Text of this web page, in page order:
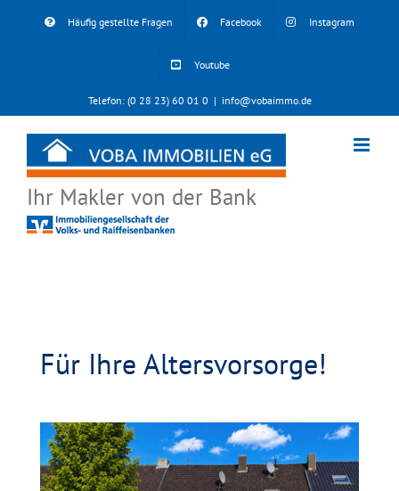
Häufig gestellte Fragen Facebook Instagram
Youtube
Telefon: (0 28 23) 60 01 0 | info@vobaimmo.de
Ihr Makler von der Bank
Für Ihre Altersvorsorge!